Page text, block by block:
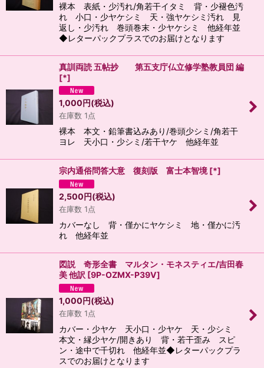
裸本 表紙・少汚れ/角若干イタミ 背・少褪色汚
れ 小口・少ヤケシミ 天・強ヤケシミ汚れ 見
返し・少汚れ 巻頭巻末・少ヤケシミ 他経年並
◆レターパックプラスでのお届けとなります
真訓両読 五帖抄 第五支庁仏立修学塾教員団 編
[*]
1,000円(税込)
在庫数 1点
裸本 本文・鉛筆書込みあり/巻頭少シミ/角若干
ヨレ 天小口・少シミ/若干ヤケ 他経年並
宗内通俗問答大意 復刻版 富士本智境 [*]
2,500円(税込)
在庫数 1点
カバーなし 背・僅かにヤケシミ 地・僅かに汚
れ 他経年並
図説 奇形全書 マルタン・モネスティエ/吉田春
美 他訳 [9P-OZMX-P39V]
1,000円(税込)
在庫数 1点
カバー・少ヤケ 天小口・少ヤケ 天・少シミ
本文・縁少ヤケ/開きあり 背・若干歪み スピ
ン・途中で千切れ 他経年並◆レターパックプラ
スでのお届けとなります